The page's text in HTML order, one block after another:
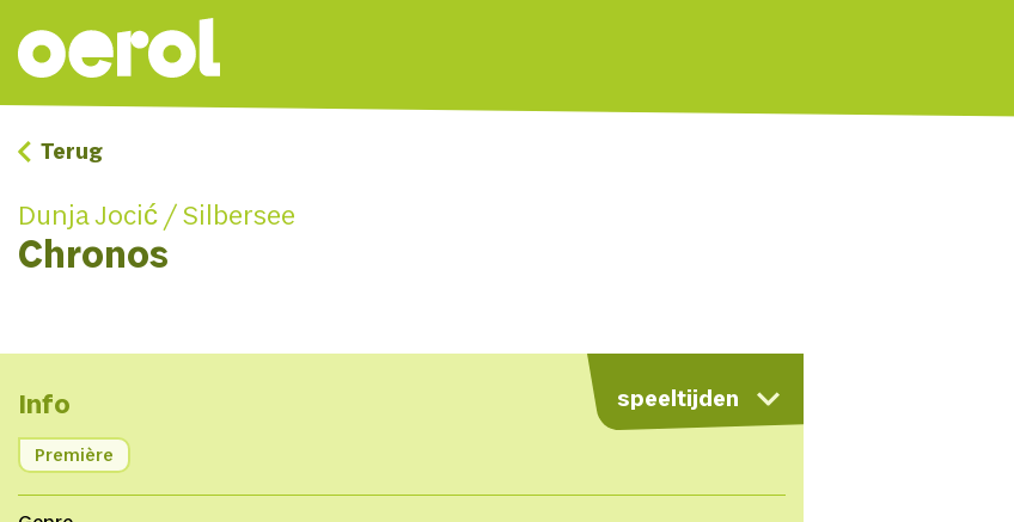
Terug
Dunja Jocić / Silbersee
Chronos
speeltijden
kaart
Info
Première